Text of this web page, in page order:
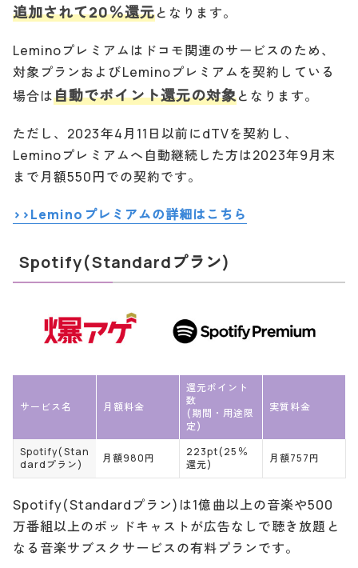
追加されて20％還元となります。
Leminoプレミアムはドコモ関連のサービスのため、
対象プランおよびLeminoプレミアムを契約している
場合は自動でポイント還元の対象となります。
ただし、2023年4月11日以前にdTVを契約し、
Leminoプレミアムへ自動継続した方は2023年9月末
まで月額550円での契約です。
>>Leminoプレミアムの詳細はこちら
Spotify(Standardプラン)
サービス名 月額料金
還元ポイント
数
(期間・用途限
定)
実質料金
Spotify(Stan
dardプラン)
月額980円
223pt(25％
還元)
月額757円
Spotify(Standardプラン)は1億曲以上の音楽や500
万番組以上のポッドキャストが広告なしで聴き放題と
なる音楽サブスクサービスの有料プランです。